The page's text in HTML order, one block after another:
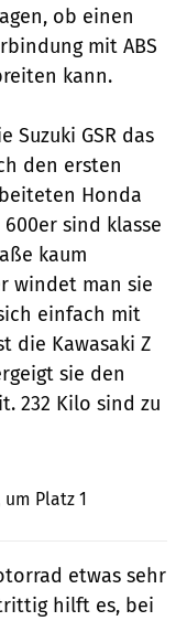
ob einen
mit ABS
kann.
Suzuki GSR das
den ersten
Honda
sind klasse
kaum
windet man sie
einfach mit
die Kawasaki Z
sie den
232 Kilo sind zu
Platz 1
etwas sehr
hilft es, bei